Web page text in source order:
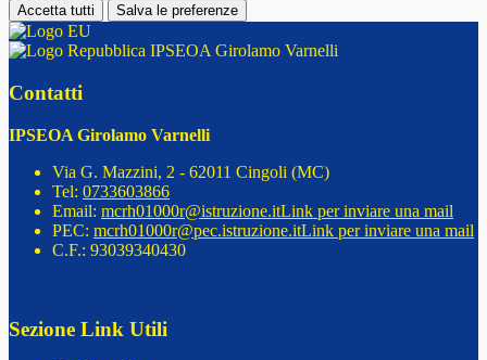
Accetta tutti Salva le preferenze
IPSEOA Girolamo Varnelli
Contatti
IPSEOA Girolamo Varnelli
Via G. Mazzini, 2 - 62011 Cingoli (MC)
Tel: 0733603866
Email: mcrh01000r@istruzione.itLink per inviare una mail
PEC: mcrh01000r@pec.istruzione.itLink per inviare una mail
C.F.: 93039340430
Sezione Link Utili